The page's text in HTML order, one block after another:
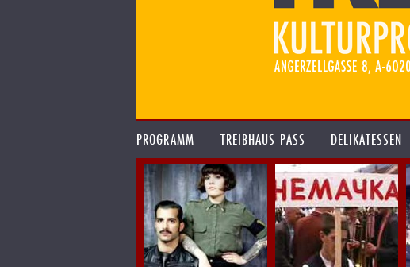
PROGRAMM TREIBHAUS-PASS DELIKATESSEN